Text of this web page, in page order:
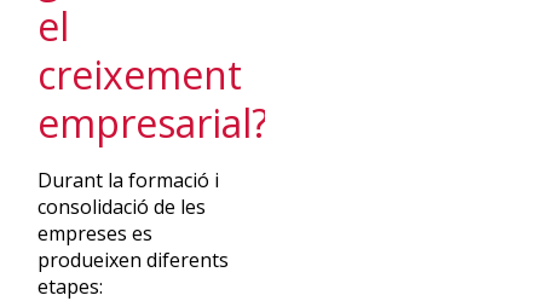
el
creixement
empresarial?
Durant la formació i
consolidació de les
empreses es
produeixen diferents
etapes: